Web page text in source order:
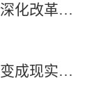
新华社评论员：必须坚定不移深化改革开放、深入转变发展方式
不断把人民对美好生活的向往变成现实——从全国两会看民生新图景